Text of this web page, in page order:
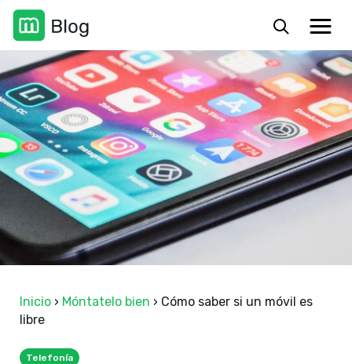
Inicio › Móntatelo bien › Cómo saber si un móvil es
libre
Telefonía